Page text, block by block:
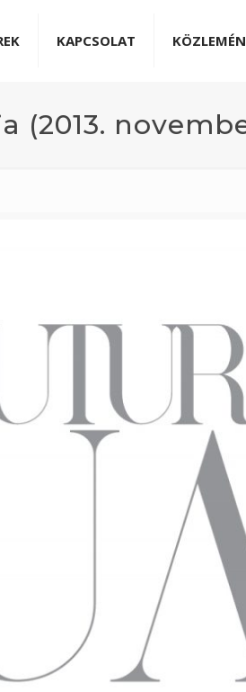
KAPCSOLAT